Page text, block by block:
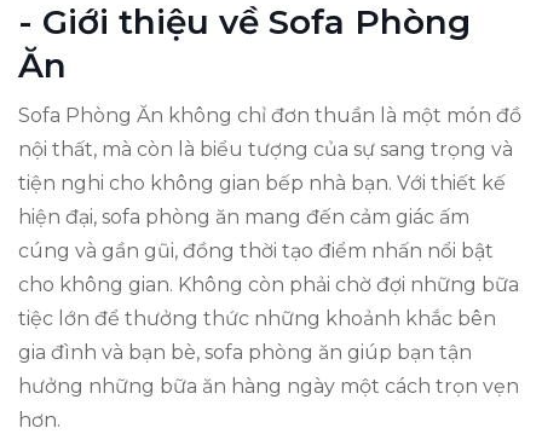
- Giới thiệu về Sofa Phòng
Ăn
Sofa Phòng Ăn không chỉ đơn thuần là một món đồ
nội thất, mà còn là biểu tượng của sự sang trọng và
tiện nghi cho không gian bếp nhà bạn. Với thiết kế
hiện đại, sofa phòng ăn mang đến cảm giác ấm
cúng và gần gũi, đồng thời tạo điểm nhấn nổi bật
cho không gian. Không còn phải chờ đợi những bữa
tiệc lớn để thưởng thức những khoảnh khắc bên
gia đình và bạn bè, sofa phòng ăn giúp bạn tận
hưởng những bữa ăn hàng ngày một cách trọn vẹn
hơn.